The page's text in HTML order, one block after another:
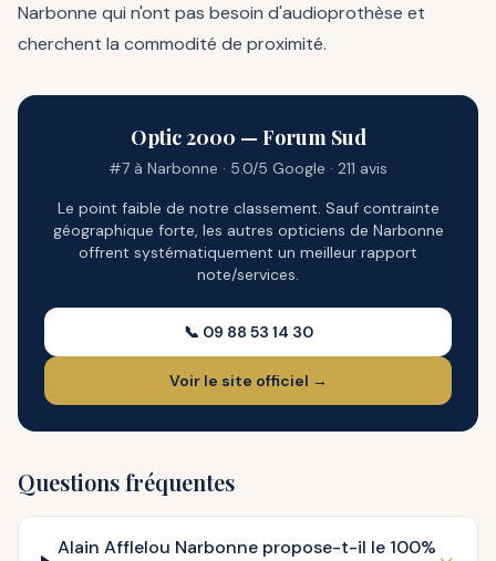
Narbonne qui n'ont pas besoin d'audioprothèse et
cherchent la commodité de proximité.
Optic 2000 — Forum Sud
#7 à Narbonne · 5.0/5 Google · 211 avis
Le point faible de notre classement. Sauf contrainte
géographique forte, les autres opticiens de Narbonne
offrent systématiquement un meilleur rapport
note/services.
📞 09 88 53 14 30
Voir le site officiel →
Questions fréquentes
Alain Afflelou Narbonne propose-t-il le 100%